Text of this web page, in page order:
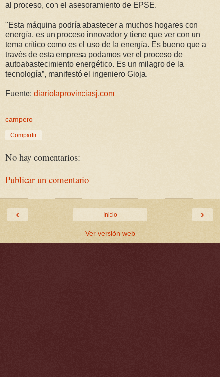
al proceso, con el asesoramiento de EPSE.
"Esta máquina podría abastecer a muchos hogares con
energía, es un proceso innovador y tiene que ver con un
tema crítico como es el uso de la energía. Es bueno que a
través de esta empresa podamos ver el proceso de
autoabastecimiento energético. Es un milagro de la
tecnología”, manifestó el ingeniero Gioja.
Fuente: diariolaprovinciasj.com
campero
Compartir
No hay comentarios:
Publicar un comentario
‹ ›
Inicio
Ver versión web